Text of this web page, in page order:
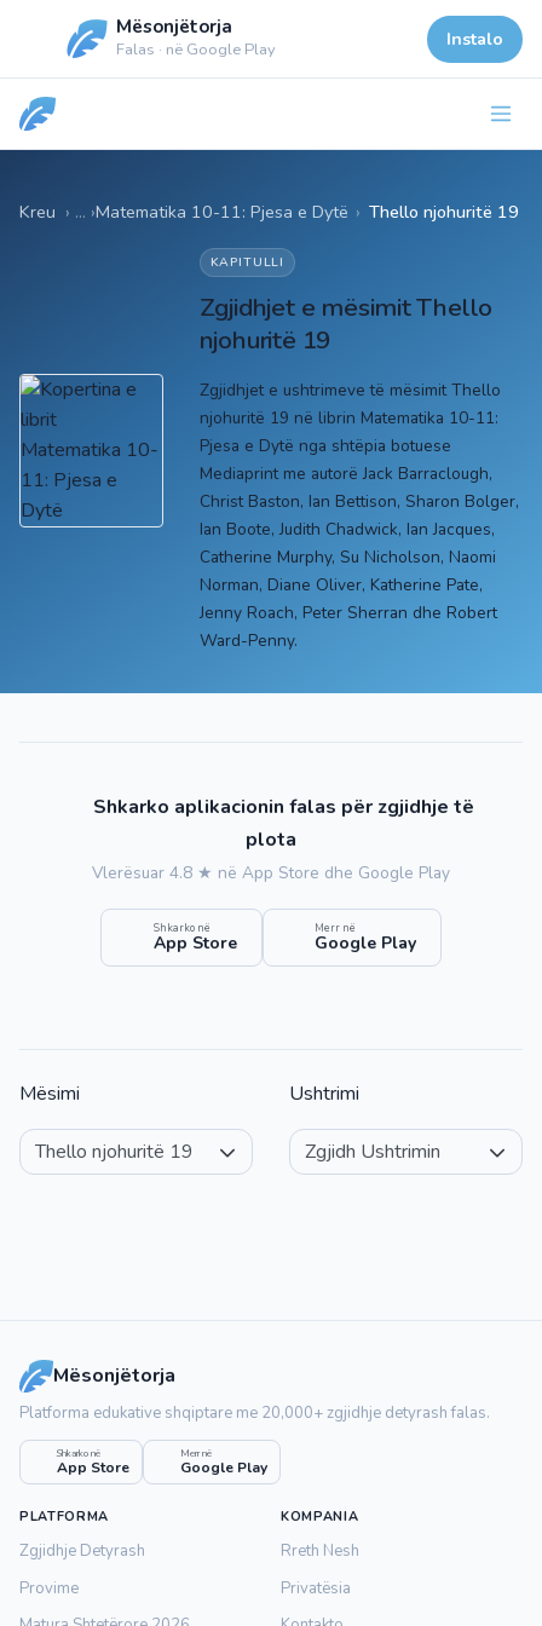
Mësonjëtorja
Falas · në Google Play Instalo
Kreu Matematika 10-11: Pjesa e Dytë › Thello njohuritë 19
KAPITULLI
Zgjidhjet e mësimit Thello
njohuritë 19
Zgjidhjet e ushtrimeve të mësimit Thello
njohuritë 19 në librin Matematika 10-11:
Pjesa e Dytë nga shtëpia botuese
Mediaprint me autorë Jack Barraclough,
Christ Baston, Ian Bettison, Sharon Bolger,
Ian Boote, Judith Chadwick, Ian Jacques,
Catherine Murphy, Su Nicholson, Naomi
Norman, Diane Oliver, Katherine Pate,
Jenny Roach, Peter Sherran dhe Robert
Ward-Penny.
Shkarko aplikacionin falas për zgjidhje të
plota
Vlerësuar 4.8 ★ në App Store dhe Google Play
Shkarko në
App Store
Merr në
Google Play
Mësimi Ushtrimi
Mësonjëtorja
Platforma edukative shqiptare me 20,000+ zgjidhje detyrash falas.
Shkarko në
App Store
Merr në
Google Play
PLATFORMA
Zgjidhje Detyrash
Provime
KOMPANIA
Rreth Nesh
Privatësia